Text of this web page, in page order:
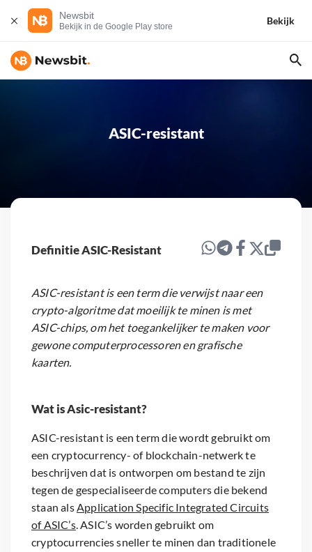
Newsbit
Bekijk in de Google Play store
Bekijk
ASIC-resistant
Definitie ASIC-Resistant
ASIC-resistant is een term die verwijst naar een
crypto-algoritme dat moeilijk te minen is met
ASIC-chips, om het toegankelijker te maken voor
gewone computerprocessoren en grafische
kaarten.
Wat is Asic-resistant?
ASIC-resistant is een term die wordt gebruikt om
een cryptocurrency- of blockchain-netwerk te
beschrijven dat is ontworpen om bestand te zijn
tegen de gespecialiseerde computers die bekend
staan alsApplication Specific Integrated Circuits
of ASIC’s. ASIC’s worden gebruikt om
cryptocurrencies sneller te minen dan traditionele